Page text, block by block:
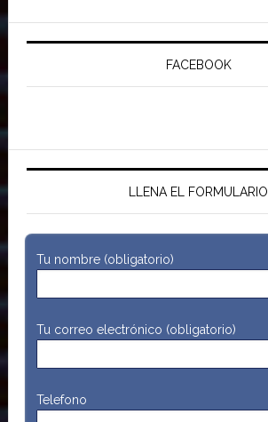
FACEBOOK
LLENA EL FORMULARIO
Tu nombre (obligatorio)
Tu correo electrónico (obligatorio)
Telefono